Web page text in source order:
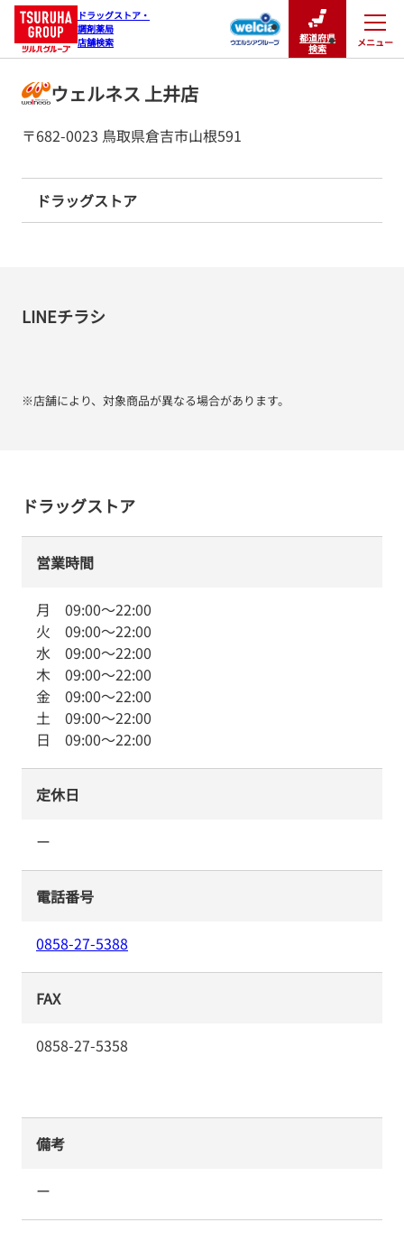
ドラッグストア・
調剤薬局
店舗検索
都道府県
検索
メニュー
閉じる
ウェルネス 上井店
〒682-0023 鳥取県倉吉市山根591
ドラッグストア
LINEチラシ
※店舗により、対象商品が異なる場合があります。
ドラッグストア
営業時間
月 09:00～22:00
火 09:00～22:00
水 09:00～22:00
木 09:00～22:00
金 09:00～22:00
土 09:00～22:00
日 09:00～22:00
定休日
ー
電話番号
0858-27-5388
FAX
0858-27-5358
備考
ー